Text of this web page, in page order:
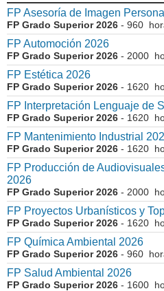
FP Asesoría de Imagen
FP Grado Superior 2026 - 960
FP Automoción 2026
FP Grado Superior 2026 - 2000
FP Estética 2026
FP Grado Superior 2026 - 1620
FP Interpretación Lenguaje de
FP Grado Superior 2026 - 1620
FP Mantenimiento Industrial
FP Grado Superior 2026 - 1620
FP Producción de
2026
FP Grado Superior 2026 - 2000
FP Proyectos Urbanísticos y
FP Grado Superior 2026 - 1620
FP Química Ambiental 2026
FP Grado Superior 2026 - 960
FP Salud Ambiental 2026
FP Grado Superior 2026 - 1600